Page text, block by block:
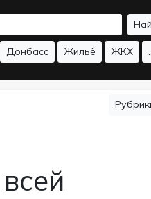
Донбасс Жильё ЖКХ